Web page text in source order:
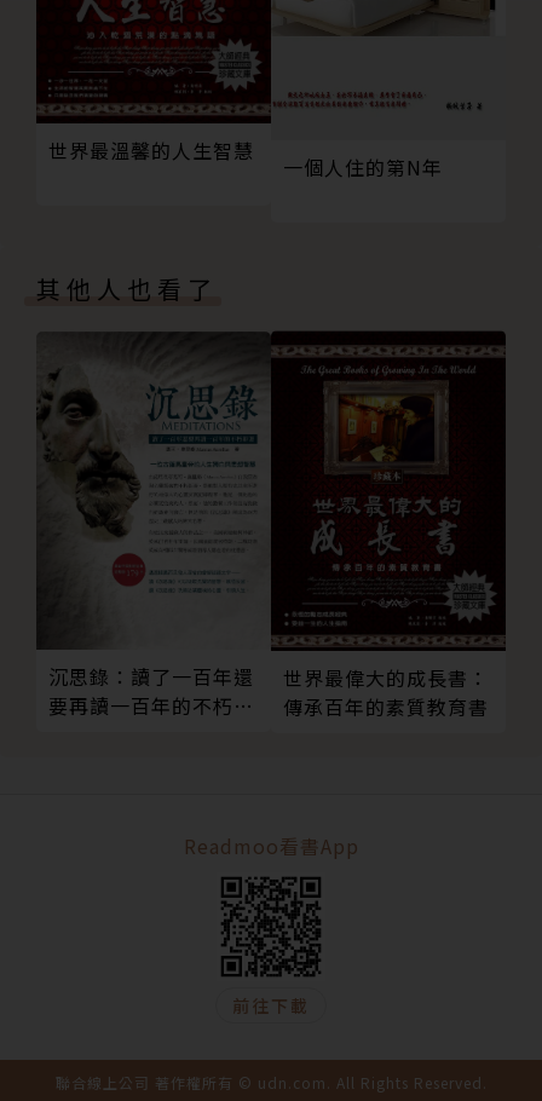
靜、什麼事也沒有的週末反而更讓人滿足。
能夠安穩地工作，能在身體無恙的時候與家人通話，
即使沒有希望，卻也沒有絕望，能這樣活著，本身就是
一種幸福，人生不一定要讓幸福變多，能讓不幸變少就
世界最溫馨的人生智慧
一個人住的第N年
其他人也看了
沉思錄：讀了一百年還
要再讀一百年的不朽鉅
世界最偉大的成長書：
傳承百年的素質教育書
Readmoo看書App
前往下載
聯合線上公司 著作權所有 © udn.com. All Rights Reserved.